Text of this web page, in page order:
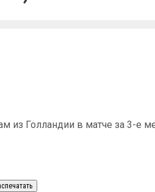
из Голландии в матче за 3-е